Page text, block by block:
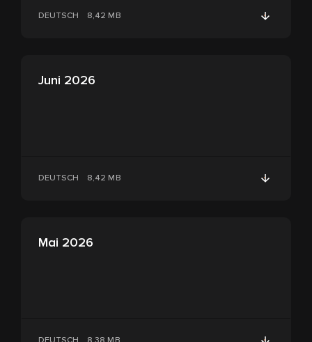
DEUTSCH 8,42 MB
Juni 2026
DEUTSCH 8,42 MB
Mai 2026